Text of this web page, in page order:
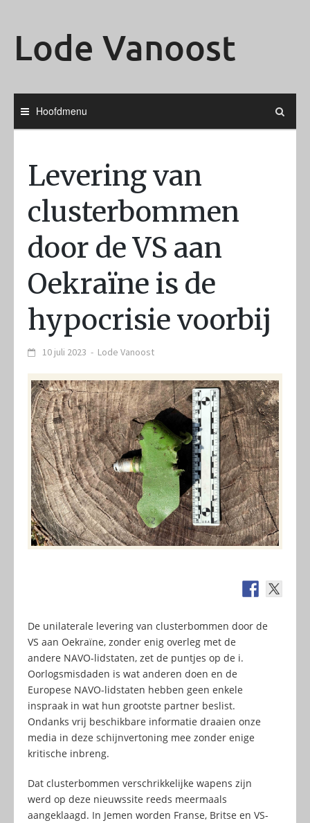
Lode Vanoost
Hoofdmenu
Levering van
clusterbommen
door de VS aan
Oekraïne is de
hypocrisie voorbij
10 juli 2023 - Lode Vanoost
De unilaterale levering van clusterbommen door de
VS aan Oekraïne, zonder enig overleg met de
andere NAVO-lidstaten, zet de puntjes op de i.
Oorlogsmisdaden is wat anderen doen en de
Europese NAVO-lidstaten hebben geen enkele
inspraak in wat hun grootste partner beslist.
Ondanks vrij beschikbare informatie draaien onze
media in deze schijnvertoning mee zonder enige
kritische inbreng.
Dat clusterbommen verschrikkelijke wapens zijn
werd op deze nieuwssite reeds meermaals
aangeklaagd. In Jemen worden Franse, Britse en VS-